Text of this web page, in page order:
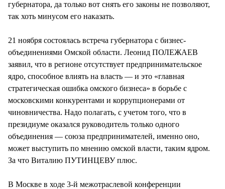
губернатора, да только вот снять его законы не позволяют,
так хоть минусом его наказать.
21 ноября состоялась встреча губернатора с бизнес-
объединениями Омской области. Леонид ПОЛЕЖАЕВ
заявил, что в регионе отсутствует предпринимательское
ядро, способное влиять на власть — и это «главная
стратегическая ошибка омского бизнеса» в борьбе с
московскими конкурентами и коррупционерами от
чиновничества. Надо полагать, с учетом того, что в
президиуме оказался руководитель только одного
объединения — союза предпринимателей, именно оно,
может выступить по мнению омской власти, таким ядром.
За что Виталию ПУТИНЦЕВУ плюс.
В Москве в ходе 3-й межотраслевой конференции